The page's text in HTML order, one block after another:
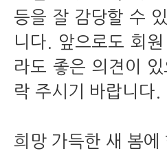
등을 잘 감당할 수
니다. 앞으로도 회
라도 좋은 의견이
락 주시기 바랍니다.
희망 가득한 새 봄에